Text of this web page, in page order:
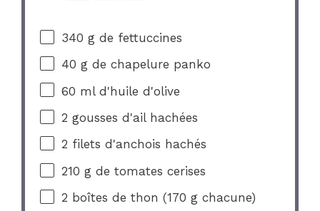
340 g de fettuccines
40 g de chapelure panko
60 ml d'huile d'olive
2 gousses d'ail hachées
2 filets d'anchois hachés
210 g de tomates cerises
2 boîtes de thon (170 g chacune)